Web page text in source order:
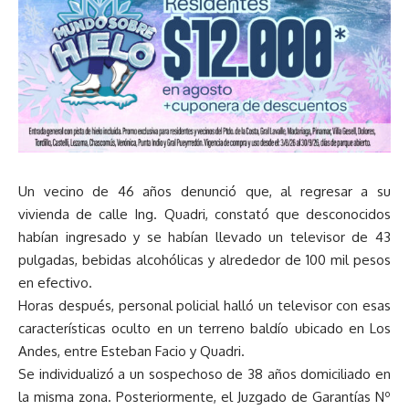
Un vecino de 46 años denunció que, al regresar a su
vivienda de calle Ing. Quadri, constató que desconocidos
habían ingresado y se habían llevado un televisor de 43
pulgadas, bebidas alcohólicas y alrededor de 100 mil pesos
en efectivo.
Horas después, personal policial halló un televisor con esas
características oculto en un terreno baldío ubicado en Los
Andes, entre Esteban Facio y Quadri.
Se individualizó a un sospechoso de 38 años domiciliado en
la misma zona. Posteriormente, el Juzgado de Garantías Nº